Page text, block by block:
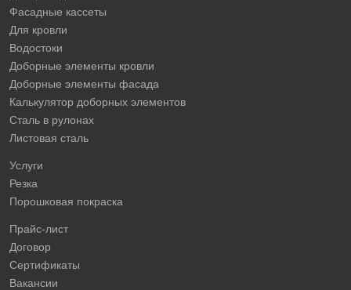
Фасадные кассеты
Для кровли
Водостоки
Доборные элементы кровли
Доборные элементы фасада
Калькулятор доборных элементов
Сталь в рулонах
Листовая сталь
Услуги
Резка
Порошковая покраска
Прайс-лист
Договор
Сертификаты
Вакансии